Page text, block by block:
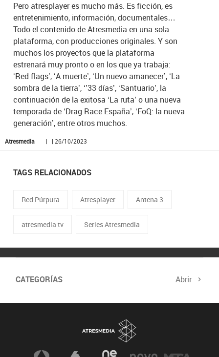
Pero atresplayer es mucho más. Es ficción, es
entretenimiento, información, documentales…
Todo el contenido de Atresmedia en una sola
plataforma, con producciones originales. Y son
muchos los proyectos que la plataforma
estrenará muy pronto o en los que ya trabaja:
‘Red flags’, ‘A muerte’, ‘Un nuevo amanecer’, ‘La
sombra de la tierra’, ‘’33 días’, ‘Santuario’, la
continuación de la exitosa ‘La ruta’ o una nueva
temporada de ‘Drag Race España’, ‘FoQ: la nueva
generación’, entre otros muchos.
Atresmedia | | 26/10/2023
TAGS RELACIONADOS
Red Púrpura Atresplayer Antena 3
atresmedia tv Series Atresmedia
CATEGORÍAS Abrir